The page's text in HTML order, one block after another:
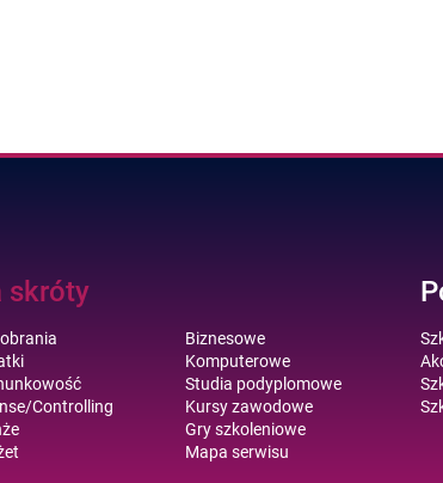
skróty
Controlling
Biznesowe
Komputerowe
Studia podyplomowe
Kursy zawodowe
Gry szkoleniowe
Mapa serwisu